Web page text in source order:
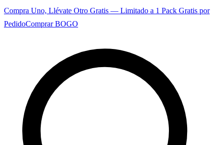
Compra Uno, Llévate Otro Gratis — Limitado a 1 Pack Gratis por
PedidoComprar BOGO